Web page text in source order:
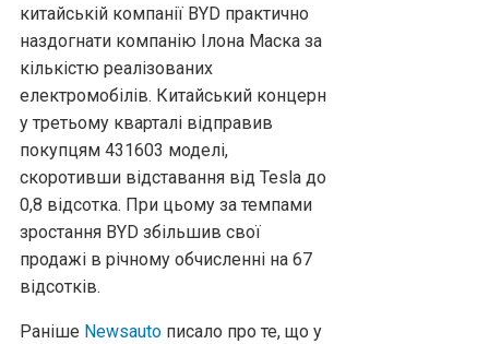
китайській компанії BYD практично
наздогнати компанію Ілона Маска за
кількістю реалізованих
електромобілів. Китайський концерн
у третьому кварталі відправив
покупцям 431603 моделі,
скоротивши відставання від Tesla до
0,8 відсотка. При цьому за темпами
зростання BYD збільшив свої
продажі в річному обчисленні на 67
відсотків.
Раніше Newsauto писало про те, що у